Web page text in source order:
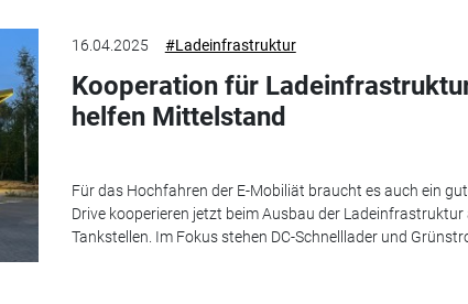
16.04.2025 #Ladeinfrastruktur
Kooperation für
helfen Mittelstand
Für das Hochfahren der E-Mobiliät braucht es auch ein
Drive kooperieren jetzt beim Ausbau der
Tankstellen. Im Fokus stehen DC-Schnelllader und